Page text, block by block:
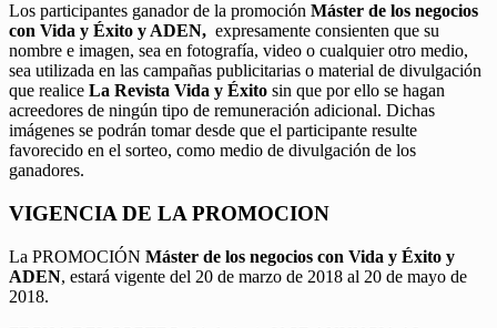
Los participantes ganador de la promoción Máster de los negocios
con Vida y Éxito y ADEN, expresamente consienten que su
nombre e imagen, sea en fotografía, video o cualquier otro medio,
sea utilizada en las campañas publicitarias o material de divulgación
que realice La Revista Vida y Éxito sin que por ello se hagan
acreedores de ningún tipo de remuneración adicional. Dichas
imágenes se podrán tomar desde que el participante resulte
favorecido en el sorteo, como medio de divulgación de los
ganadores.
VIGENCIA DE LA PROMOCION
La PROMOCIÓN Máster de los negocios con Vida y Éxito y
ADEN, estará vigente del 20 de marzo de 2018 al 20 de mayo de
2018.